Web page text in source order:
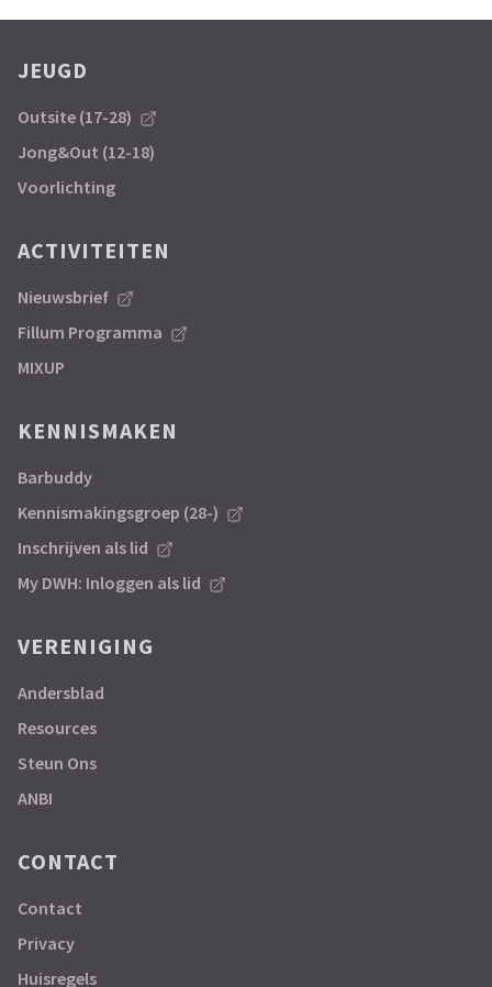
JEUGD
Outsite (17-28)
Jong&Out (12-18)
Voorlichting
ACTIVITEITEN
Nieuwsbrief
Fillum Programma
MIXUP
KENNISMAKEN
Barbuddy
Kennismakingsgroep (28-)
Inschrijven als lid
My DWH: Inloggen als lid
VERENIGING
Andersblad
Resources
Steun Ons
ANBI
CONTACT
Contact
Privacy
Huisregels